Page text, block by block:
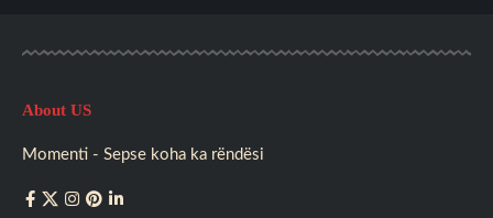
About US
Momenti - Sepse koha ka rëndësi